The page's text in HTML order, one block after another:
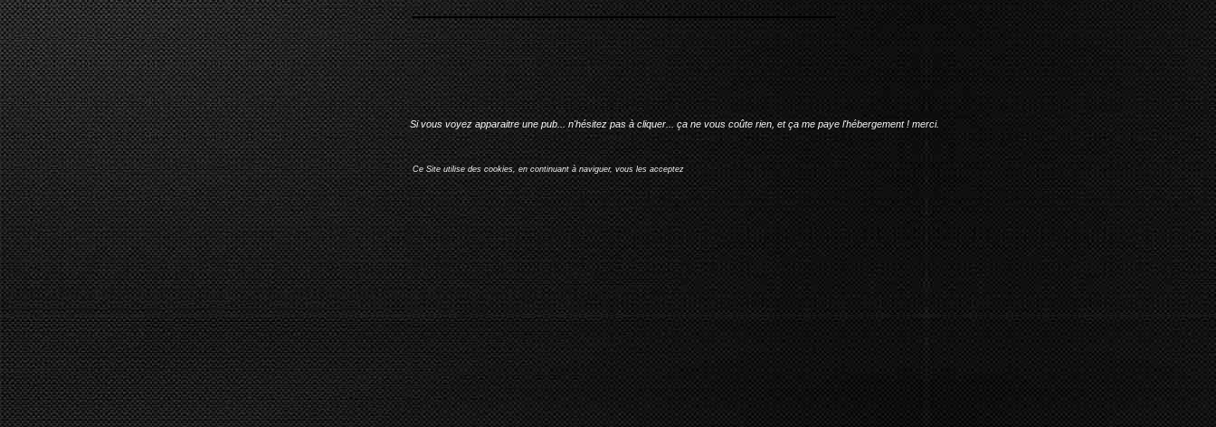
Si vous voyez apparaitre une pub... n'hésitez pas à cliquer... ça ne vous coûte rien, et ça me paye l'hébergement ! merci.
Ce Site utilise des cookies, en continuant à naviguer, vous les acceptez